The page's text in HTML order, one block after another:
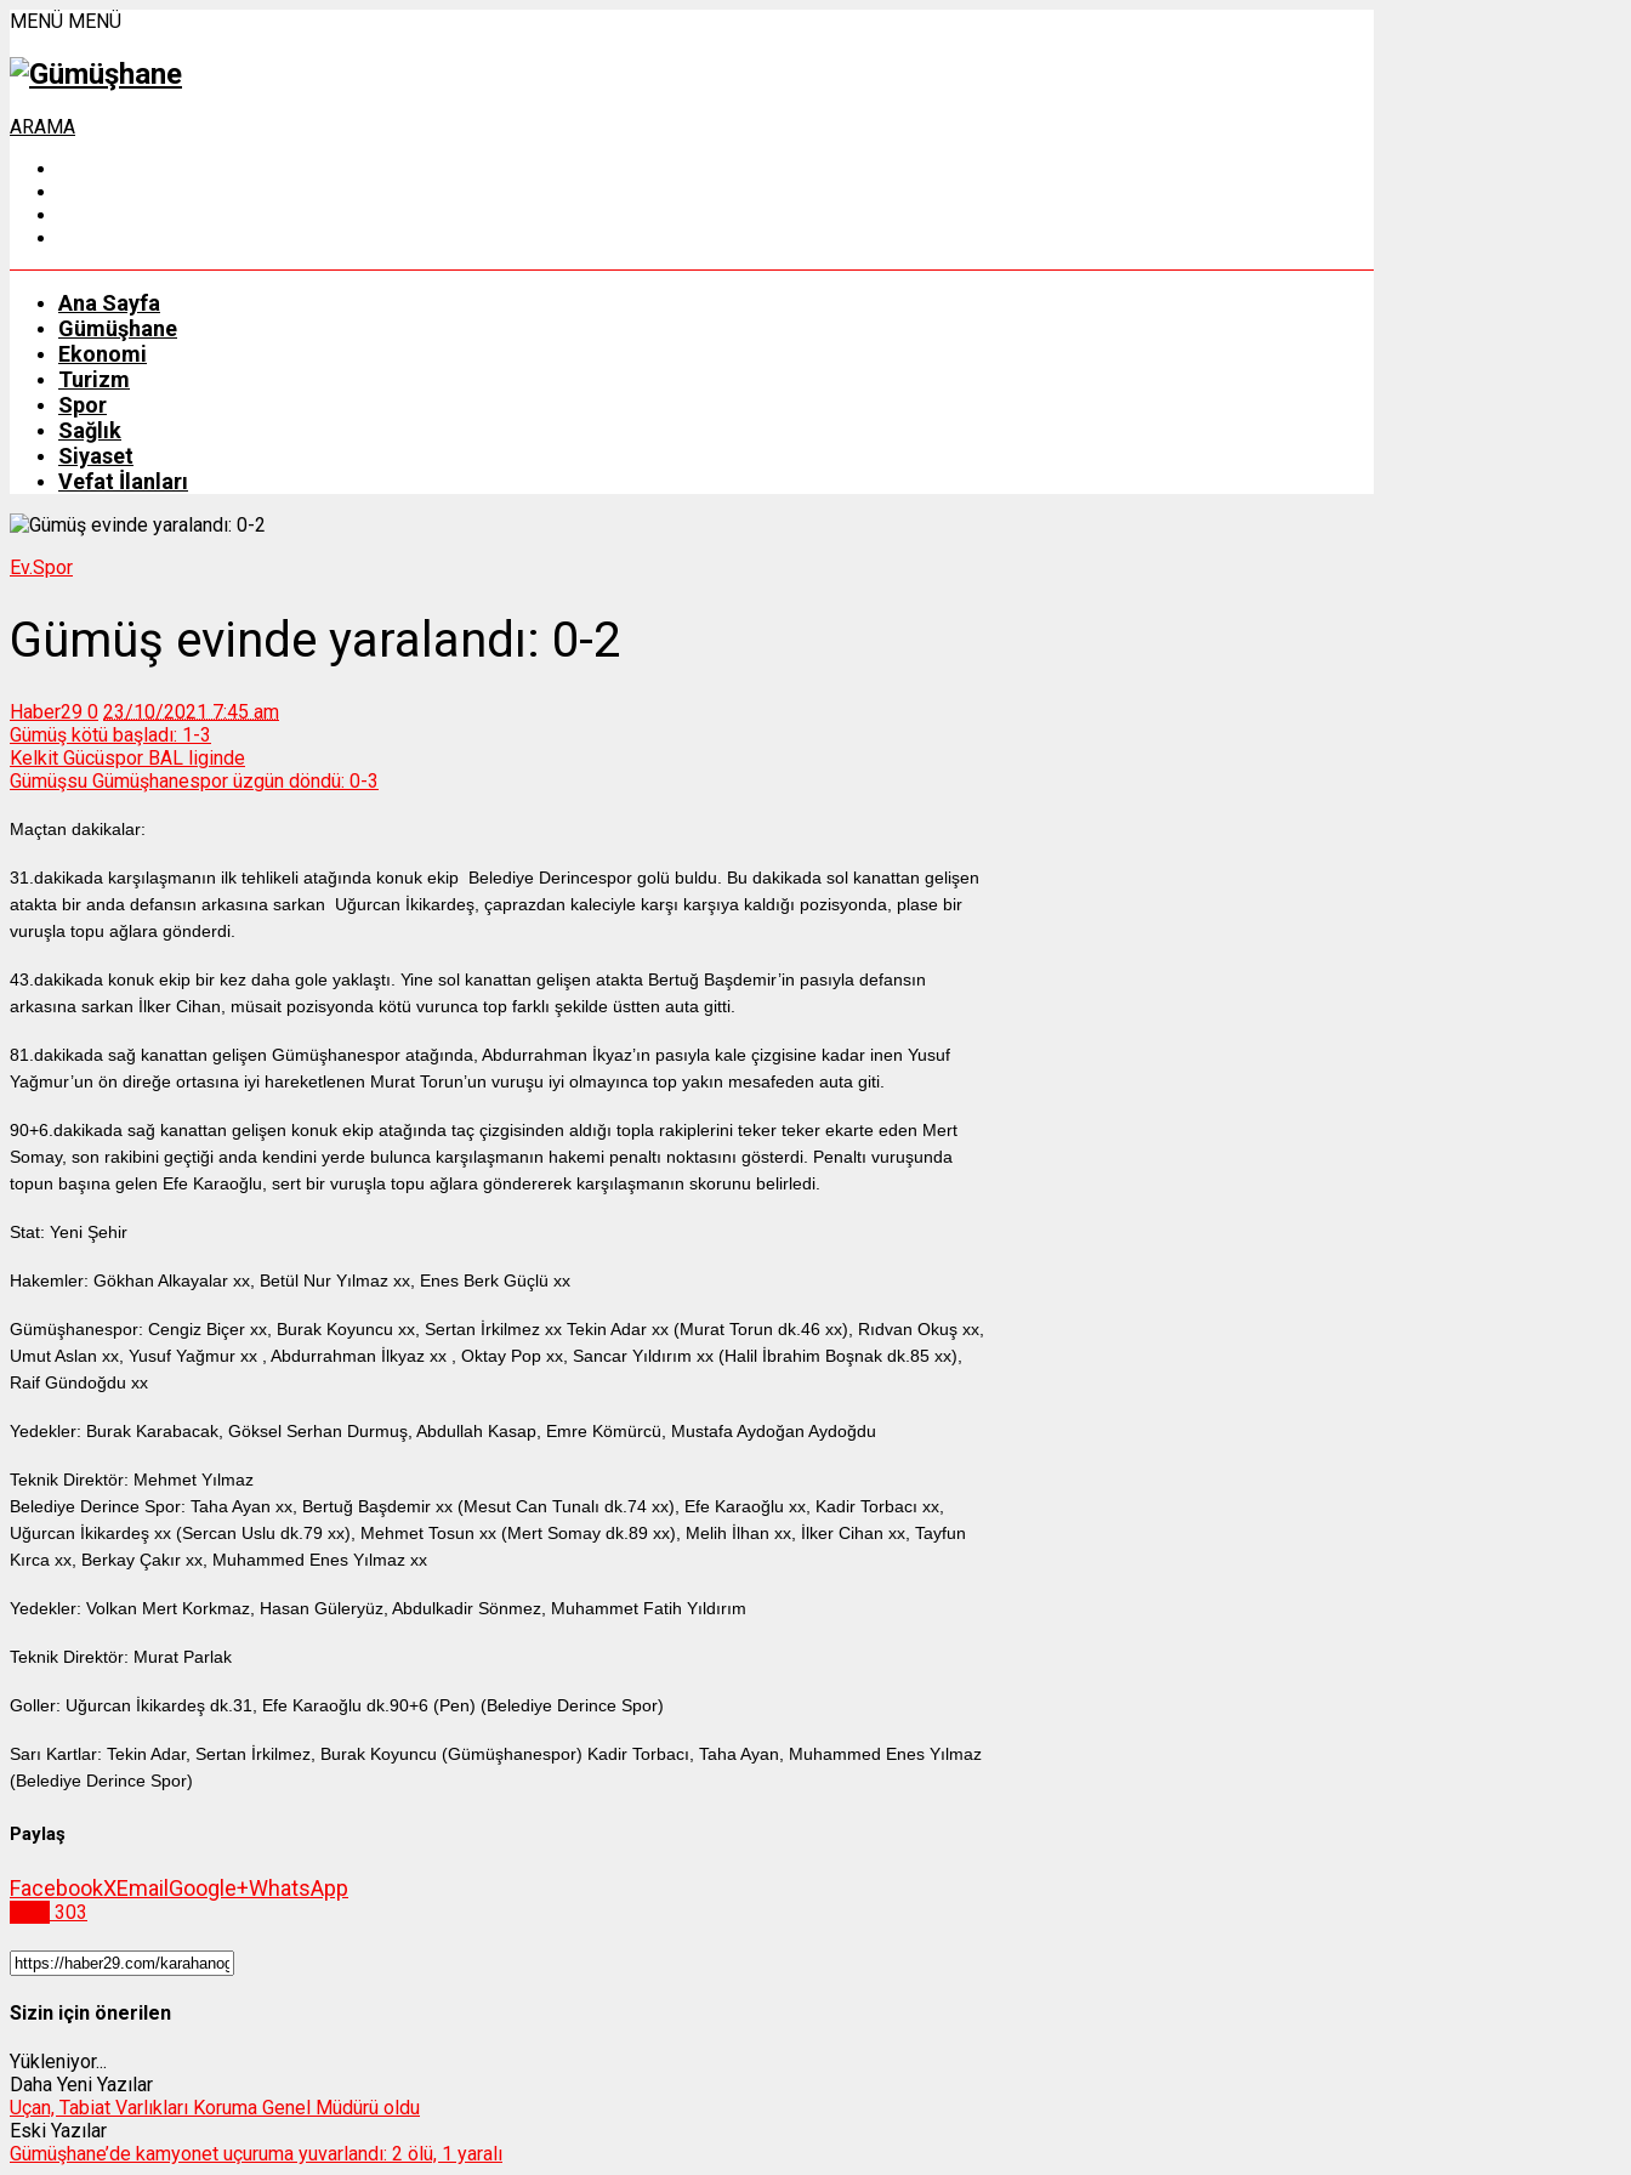
MENÜ MENÜ
ARAMA
Ana Sayfa
Gümüşhane
Ekonomi
Turizm
Spor
Sağlık
Siyaset
Vefat İlanları
Ev.Spor
Gümüş evinde yaralandı: 0-2
Haber29 0 23/10/2021 7:45 am
Gümüş kötü başladı: 1-3
Kelkit Gücüspor BAL liginde
Gümüşsu Gümüşhanespor üzgün döndü: 0-3
Maçtan dakikalar:
31.dakikada karşılaşmanın ilk tehlikeli atağında konuk ekip Belediye Derincespor golü buldu. Bu dakikada sol kanattan gelişen
atakta bir anda defansın arkasına sarkan Uğurcan İkikardeş, çaprazdan kaleciyle karşı karşıya kaldığı pozisyonda, plase bir
vuruşla topu ağlara gönderdi.
43.dakikada konuk ekip bir kez daha gole yaklaştı. Yine sol kanattan gelişen atakta Bertuğ Başdemir’in pasıyla defansın
arkasına sarkan İlker Cihan, müsait pozisyonda kötü vurunca top farklı şekilde üstten auta gitti.
81.dakikada sağ kanattan gelişen Gümüşhanespor atağında, Abdurrahman İkyaz’ın pasıyla kale çizgisine kadar inen Yusuf
Yağmur’un ön direğe ortasına iyi hareketlenen Murat Torun’un vuruşu iyi olmayınca top yakın mesafeden auta giti.
90+6.dakikada sağ kanattan gelişen konuk ekip atağında taç çizgisinden aldığı topla rakiplerini teker teker ekarte eden Mert
Somay, son rakibini geçtiği anda kendini yerde bulunca karşılaşmanın hakemi penaltı noktasını gösterdi. Penaltı vuruşunda
topun başına gelen Efe Karaoğlu, sert bir vuruşla topu ağlara göndererek karşılaşmanın skorunu belirledi.
Stat: Yeni Şehir
Hakemler: Gökhan Alkayalar xx, Betül Nur Yılmaz xx, Enes Berk Güçlü xx
Gümüşhanespor: Cengiz Biçer xx, Burak Koyuncu xx, Sertan İrkilmez xx Tekin Adar xx (Murat Torun dk.46 xx), Rıdvan Okuş xx,
Umut Aslan xx, Yusuf Yağmur xx , Abdurrahman İlkyaz xx , Oktay Pop xx, Sancar Yıldırım xx (Halil İbrahim Boşnak dk.85 xx),
Raif Gündoğdu xx
Yedekler: Burak Karabacak, Göksel Serhan Durmuş, Abdullah Kasap, Emre Kömürcü, Mustafa Aydoğan Aydoğdu
Teknik Direktör: Mehmet Yılmaz
Belediye Derince Spor: Taha Ayan xx, Bertuğ Başdemir xx (Mesut Can Tunalı dk.74 xx), Efe Karaoğlu xx, Kadir Torbacı xx,
Uğurcan İkikardeş xx (Sercan Uslu dk.79 xx), Mehmet Tosun xx (Mert Somay dk.89 xx), Melih İlhan xx, İlker Cihan xx, Tayfun
Kırca xx, Berkay Çakır xx, Muhammed Enes Yılmaz xx
Yedekler: Volkan Mert Korkmaz, Hasan Güleryüz, Abdulkadir Sönmez, Muhammet Fatih Yıldırım
Teknik Direktör: Murat Parlak
Goller: Uğurcan İkikardeş dk.31, Efe Karaoğlu dk.90+6 (Pen) (Belediye Derince Spor)
Sarı Kartlar: Tekin Adar, Sertan İrkilmez, Burak Koyuncu (Gümüşhanespor) Kadir Torbacı, Taha Ayan, Muhammed Enes Yılmaz
(Belediye Derince Spor)
Paylaş
FacebookXEmail Google+WhatsApp
303
Sizin için önerilen
Yükleniyor...
Daha Yeni Yazılar
Uçan, Tabiat Varlıkları Koruma Genel Müdürü oldu
Eski Yazılar
Gümüşhane’de kamyonet uçuruma yuvarlandı: 2 ölü, 1 yaralı